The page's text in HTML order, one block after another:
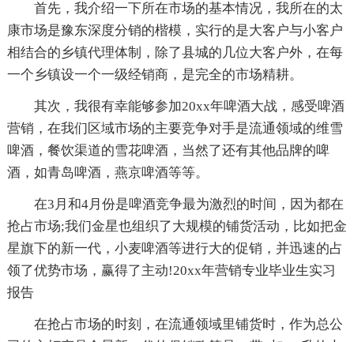
首先，我介绍一下所在市场的基本情况，我所在的太
康市场是豫东深度分销的楷模，实行的是大客户与小客户
相结合的乡镇代理体制，除了县城的几位大客户外，在每
一个乡镇设一个一级经销商，是完全的市场精耕。
其次，我很有幸能够参加20xx年啤酒大战，感受啤酒
营销，在我们区域市场的主要竞争对手是流通领域的维雪
啤酒，餐饮渠道的雪花啤酒，当然了还有其他品牌的啤
酒，如青岛啤酒，燕京啤酒等等。
在3月和4月份是啤酒竞争最为激烈的时间，因为都在
抢占市场;我们金星也组织了大规模的铺货活动，比如把金
星旗下的新一代，小麦啤酒等进行大的促销，并迅速的占
领了优势市场，赢得了主动!20xx年营销专业毕业生实习
报告
在抢占市场的时刻，在流通领域里铺货时，作为总公